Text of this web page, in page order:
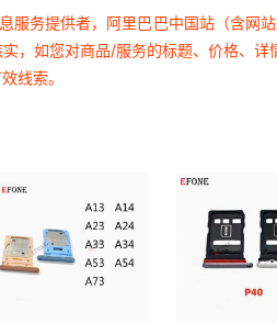
服务提供者，阿里巴巴中国站（含
，如您对商品/服务的标题、价格、
线索。